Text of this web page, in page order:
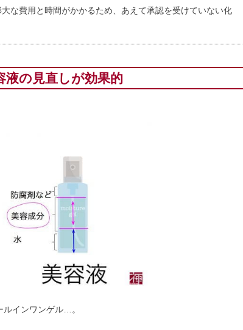
な費用と時間がかかるため、あえて承認を受けていない化
液の見直しが効果的
インワンゲル…。